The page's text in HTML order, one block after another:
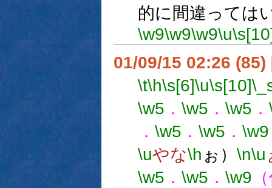
的に間違っては
\w9\w9\w9\u
01/09/15 02:26 (85)
\t\h\s[6]\u\s[10]
\w5 ． \w5 ． \w5 ．
． \w5 ． \w5 ． \w9
\uやな\h ぉ） \n\u
\w5 ． \w5 ． \w9